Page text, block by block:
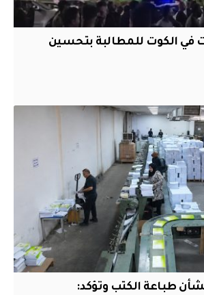
في الكوت للمطالبة بتحسين
طباعة الكتب وتؤكد: